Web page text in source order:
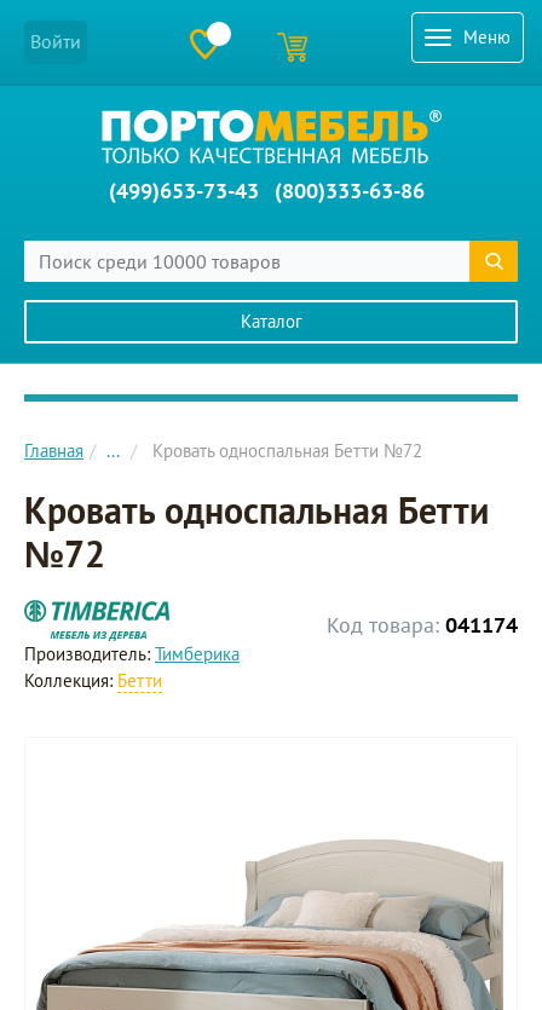
Меню
Войти
(499)653-73-43 (800)333-63-86
Каталог
Главное меню сайта
Главная ... Кровать односпальная Бетти №72
Кровать односпальная Бетти
№72
Код товара: 041174
Производитель: Тимберика
Коллекция: Бетти